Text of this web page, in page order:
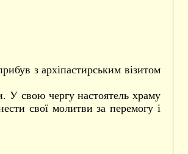
з архіпастирським візитом
У свою чергу настоятель храму
свої молитви за перемогу і